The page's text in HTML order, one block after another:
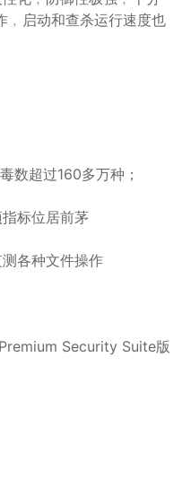
﹐启动和查杀运行速度也
超过160多万种；
标位居前茅
各种文件操作
Security Suite版